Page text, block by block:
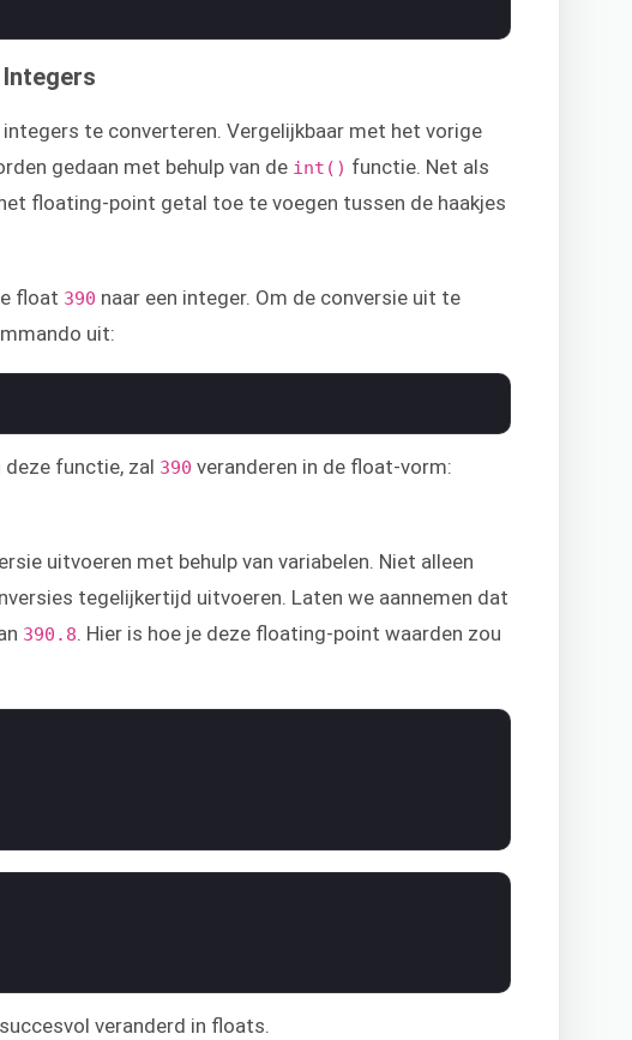
te converteren. Vergelijkbaar met het vorige
gedaan met behulp van de int() functie. Net als
floating-point getal toe te voegen tussen de haakjes
float 390 naar een integer. Om de conversie uit te
uit:
functie, zal 390 veranderen in de float-vorm:
uitvoeren met behulp van variabelen. Niet alleen
tegelijkertijd uitvoeren. Laten we aannemen dat
390.8 . Hier is hoe je deze floating-point waarden zou
veranderd in floats.